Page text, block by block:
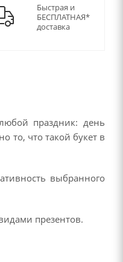
Быстрая и
БЕСПЛАТНАЯ*
доставка
праздник: день
то, что такой букет в
выбранного
презентов.